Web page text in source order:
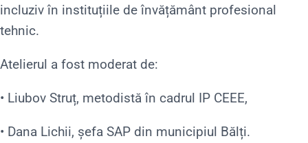
incluziv în instituțiile de învățământ profesional
tehnic.
Atelierul a fost moderat de:
• Liubov Struț, metodistă în cadrul IP CEEE,
• Dana Lichii, șefa SAP din municipiul Bălți.